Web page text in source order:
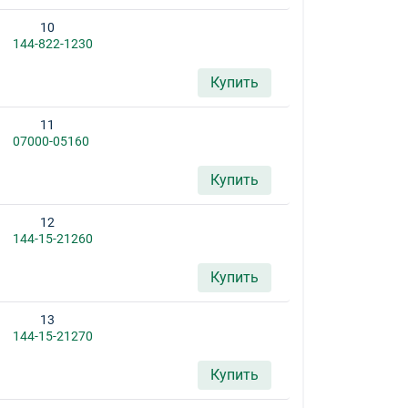
10
144-822-1230
Купить
11
07000-05160
Купить
12
144-15-21260
Купить
13
144-15-21270
Купить